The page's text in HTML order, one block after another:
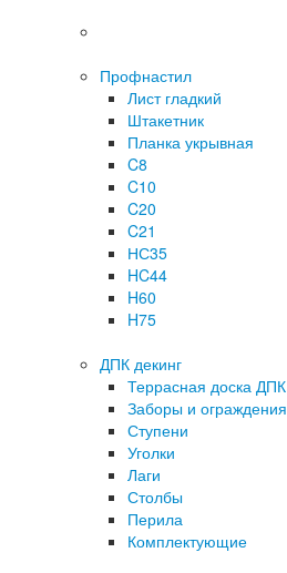
Профнастил
Лист гладкий
Штакетник
Планка укрывная
C8
C10
C20
C21
НС35
HC44
H60
H75
ДПК декинг
Террасная доска ДПК
Заборы и ограждения
Ступени
Уголки
Лаги
Столбы
Перила
Комплектующие